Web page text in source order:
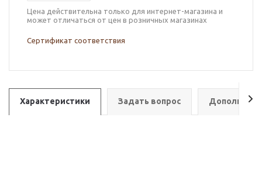
Цена действительна только для интернет-магазина и
может отличаться от цен в розничных магазинах
Сертификат соответствия
Характеристики Задать вопрос